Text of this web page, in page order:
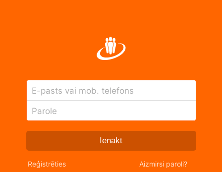
E-pasts vai mob. telefons
Parole
Ienākt
Reģistrēties Aizmirsi paroli?